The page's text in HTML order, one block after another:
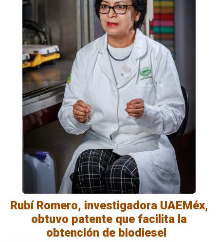
Rubí Romero, investigadora UAEMéx,
obtuvo patente que facilita la
obtención de biodiesel